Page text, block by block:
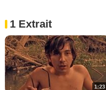
1 Extrait
1:23